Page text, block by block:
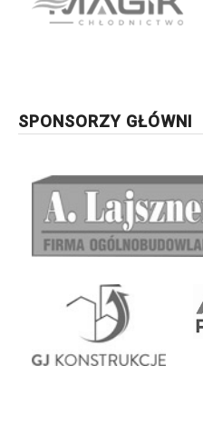
SPONSORZY GŁÓWNI